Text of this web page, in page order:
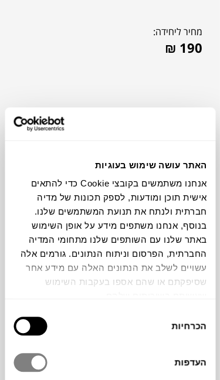
האתר עושה שימוש בעוגיות
אנחנו משתמשים בקובצי Cookie כדי להתאים
אישית תוכן ומודעות, לספק תכונות של מדיה
חברתית ולנתח את תנועת המשתמשים שלנו.
בנוסף, אנחנו משתפים מידע על אופן השימוש
באתר שלנו עם השותפים שלנו מתחומי המדיה
החברתית, הפרסום וניתוח הנתונים. גורמים אלה
עשויים לשלב את הנתונים האלה עם מידע אחר
שסיפקתם או שהם אספו בעקבות השימוש
הסכמה
הכרחיות
העדפות
מחיר ליחידה:
₪ 190
להדמיית AI Design
צבעים
מדף Vibes של המותג הספרדי
NOBODINOZ
מציע פתרון פרקטי ונקי לעיצוב הקיר. עשוי
מתכת מצופה לכה הוא יוצר מראה אחיד ואלגנטי
עם אופי. אפשר לתלות אותו בכיוון שרוצים, ניתן